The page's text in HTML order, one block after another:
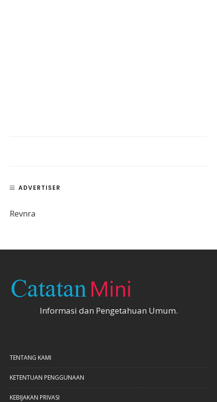
ADVERTISER
Revnra
Informasi dan Pengetahuan Umum.
TENTANG KAMI
KETENTUAN PENGGUNAAN
KEBIJAKAN PRIVASI